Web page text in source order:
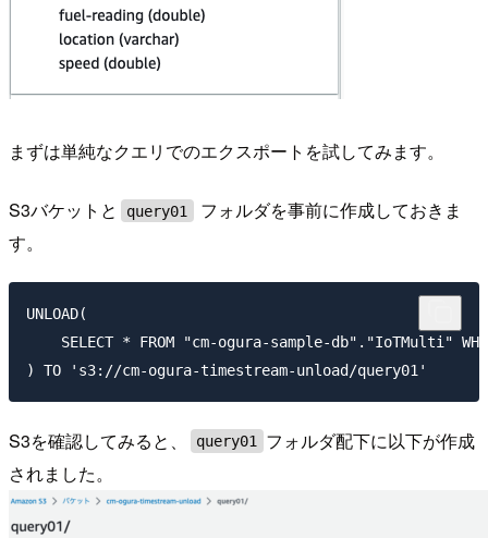
まずは単純なクエリでのエクスポートを試してみます。
S3バケットと query01
フォルダを事前に作成しておきま
す。
UNLOAD(
SELECT * FROM "cm-ogura-sample-db"."IoTMulti"
S3を確認してみると、 query01
フォルダ配下に以下が作成
されました。